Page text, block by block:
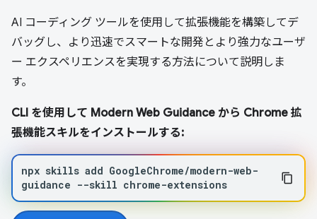
AI コーディング ツールを使用して拡張機能を構築してデ
バッグし、より迅速でスマートな開発とより強力なユーザ
ー エクスペリエンスを実現する方法について説明しま
す。
CLI を使用して Modern Web Guidance から Chrome 拡
張機能スキルをインストールする:
npx skills add GoogleChrome/modern-web-
guidance --skill chrome-extensions